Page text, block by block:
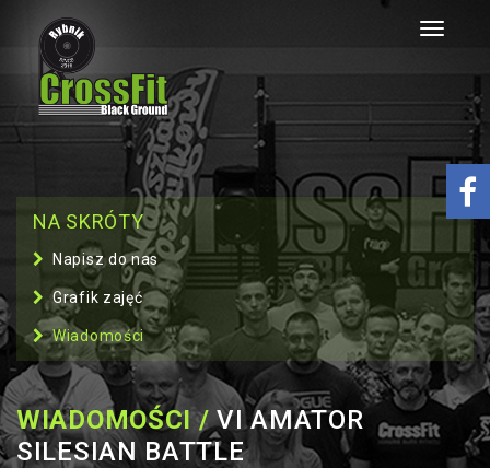
Toggle
NA SKRÓTY
Napisz do nas
Grafik zajęć
Wiadomości
WIADOMOŚCI /VI AMATOR
SILESIAN BATTLE